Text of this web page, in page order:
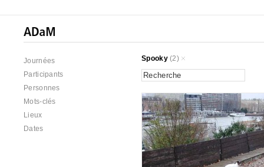
Journées
Participants
Personnes
Mots-clés
Lieux
Dates
Spooky(2)